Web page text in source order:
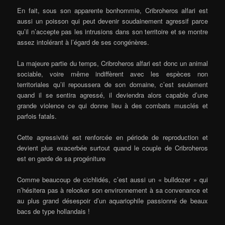
En fait, sous son apparente bonhommie, Cribroheros alfari est
aussi un poisson qui peut devenir soudainement agressif parce
qu’il n’accepte pas les intrusions dans son territoire et se montre
assez intolérant à l’égard de ses congénères.
La majeure partie du temps, Cribroheros alfari est donc un animal
sociable, voire même indiffèrent avec les espèces non
territoriales qu’il repoussera de son domaine, c’est seulement
quand il se sentira agressé, il deviendra alors capable d’une
grande violence ce qui donne lieu à des combats musclés et
parfois fatals.
Cette agressivité est renforcée en période de reproduction et
devient plus exacerbée surtout quand le couple de Cribroheros
est en garde de sa progéniture
Comme beaucoup de cichlidés, c’est aussi un « bulldozer » qui
n’hésitera pas à relooker son environnement à sa convenance et
au plus grand désespoir d’un aquariophile passionné de beaux
bacs de type hollandais !